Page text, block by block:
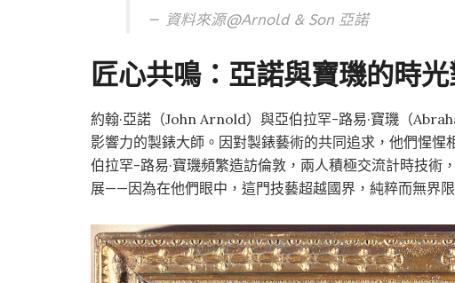
資料來源@Arnold & Son 亞諾
匠心共鳴：亞諾與寶璣的時
約翰·亞諾（John Arnold）與亞伯拉罕-路易·寶璣（
影響力的製錶大師。因對製錶藝術的共同追求，他們惺惺
伯拉罕-路易·寶璣頻繁造訪倫敦，兩人積極交流計時技術
展——因為在他們眼中，這門技藝超越國界，純粹而無界限